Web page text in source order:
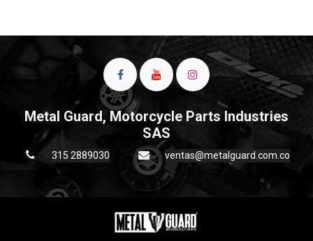
Metal Guard, Motorcycle Parts Industries
SAS
315 2889030 ventas@metalguard.com.co